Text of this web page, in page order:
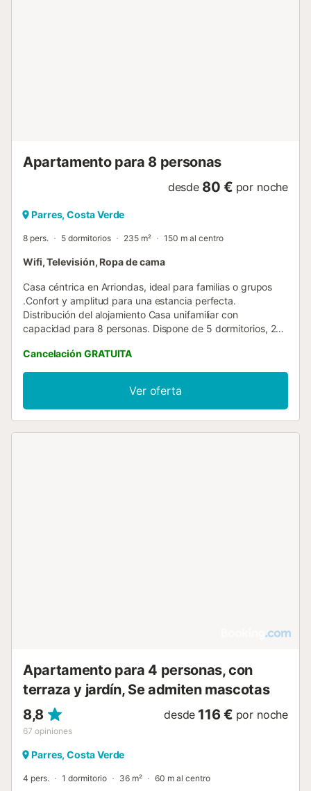
Apartamento para 8 personas
desde 80 € por noche
Parres, Costa Verde
8 pers. 5 dormitorios 235 m² 150 m al centro
Wifi, Televisión, Ropa de cama
Casa céntrica en Arriondas, ideal para familias o grupos
.Confort y amplitud para una estancia perfecta.
Distribución del alojamiento Casa unifamiliar con
capacidad para 8 personas. Dispone de 5 dormitorios, 2
con mesa y sillas de exterior. Dividido en dos plantas con
escaleras...
Cancelación GRATUITA
Ver oferta
Apartamento para 4 personas, con
terraza y jardín, Se admiten mascotas
8,8
67 opiniones
desde 116 € por noche
Parres, Costa Verde
4 pers. 1 dormitorio 36 m² 60 m al centro